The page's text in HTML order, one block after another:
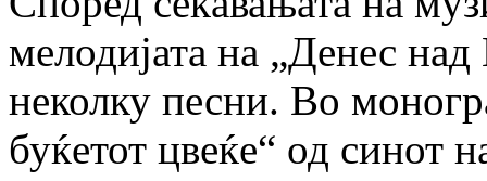
мелодијата на „Денес
неколку песни. Во
буќетот цвеќе“ од синот